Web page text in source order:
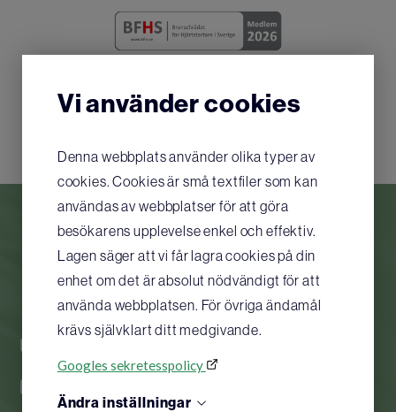
Vi använder cookies
Denna webbplats använder olika typer av
cookies. Cookies är små textfiler som kan
användas av webbplatser för att göra
besökarens upplevelse enkel och effektiv.
Lagen säger att vi får lagra cookies på din
enhet om det är absolut nödvändigt för att
använda webbplatsen. För övriga ändamål
krävs självklart ditt medgivande.
Googles sekretesspolicy
Ändra inställningar
Org nr.556112-0584